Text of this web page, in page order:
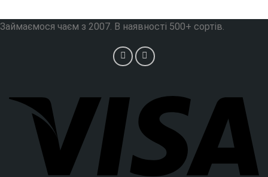
Займаємося чаєм з 2007. В наявності 500+ сортів.